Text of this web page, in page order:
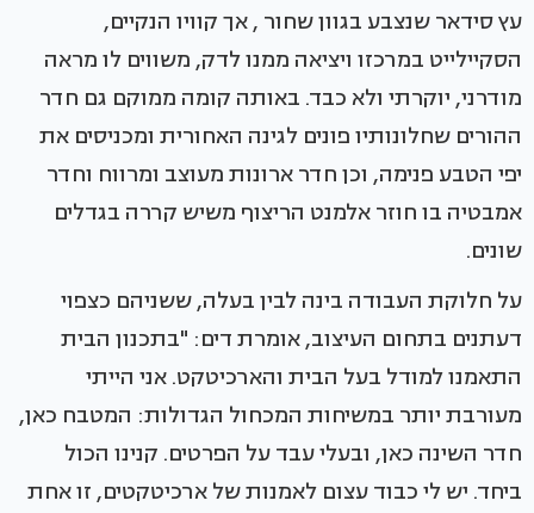
עץ סידאר שנצבע בגוון שחור , אך קוויו הנקיים,
הסקיילייט במרכזו ויציאה ממנו לדק, משווים לו מראה
מודרני, יוקרתי ולא כבד. באותה קומה ממוקם גם חדר
ההורים שחלונותיו פונים לגינה האחורית ומכניסים את
יפי הטבע פנימה, וכן חדר ארונות מעוצב ומרווח וחדר
אמבטיה בו חוזר אלמנט הריצוף משיש קררה בגדלים
שונים.
על חלוקת העבודה בינה לבין בעלה, ששניהם כצפוי
דעתנים בתחום העיצוב, אומרת דים: "בתכנון הבית
התאמנו למודל בעל הבית והארכיטקט. אני הייתי
מעורבת יותר במשיחות המכחול הגדולות: המטבח כאן,
חדר השינה כאן, ובעלי עבד על הפרטים. קנינו הכול
ביחד. יש לי כבוד עצום לאמנות של ארכיטקטים, זו אחת